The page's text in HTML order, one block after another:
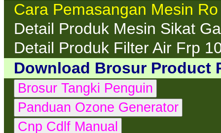
Cara Pemasangan Mesin
Detail Produk Mesin Sikat
Detail Produk Filter Air Frp
Download Brosur Product